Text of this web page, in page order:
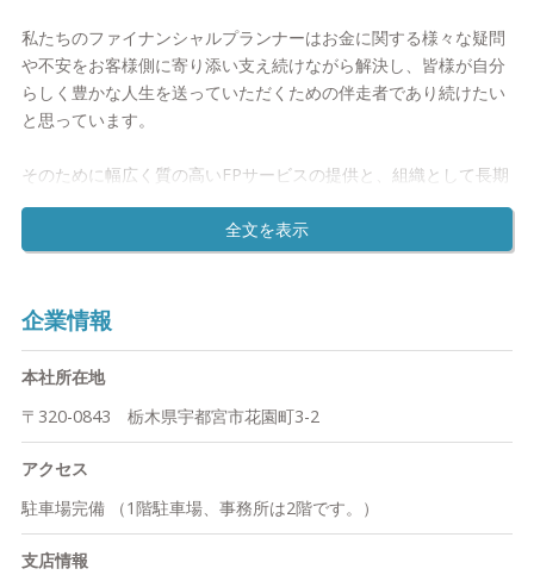
当てはまる不安ポイントはありませんでしたか？
「おかねの相談室」ではそんな不安を解決できるファイナンシャ
ルプランナーがサポートします。
おかねの相談室の資産運用設計相談が、他の金融機関などと違う
ポイントをまとめました。
・特徴1：在籍ファイナンシャルプランナーは、全員が国家資格
おかねの相談室に在籍しているファイナンシャルプランナーは、
シャルプランナー(FP)です。そのため、おかねの相談室では、お
を一緒に考えます。
特徴2：年間1,000件以上の相談実績がある
おかねの相談室のスタッフは資格を持っているだけではなく、年
間1,000件以上の相談実績による経験も大きな武器です。
実務経験が豊富なために、一人一人にあった資産運用設計を分か
私たちのファイナンシャルプランナーはお金に関する様々な疑問
や不安をお客様側に寄り添い支え続けながら解決し、皆様が自分
らしく豊かな人生を送っていただくための伴走者であり続けたい
と思っています。
そのために幅広く質の高いFPサービスの提供と、組織として長期
的なプランをサポートできる体制を構築し、お客様にいかに安心
して長期的なお付き合いをしていただけるかを常に考え日々努力
をいたします。
今後とも、倍旧のご支援ご鞭撻賜りますよう、宜しくお願い申し
上げます。
「ファイナンシャルプランニングを通じて関わるすべての人に自
分らしく豊かな人生を送っていただく」
私たちはこのビジョンをもとに、出会った方が自分らしく豊かな
人生を送っていただけるよう社員一丸となって取り組んで行きま
す。
企業情報
本社所在地
〒320-0843 栃木県宇都宮市花園町3-2
アクセス
駐車場完備 （1階駐車場、事務所は2階です。）
支店情報